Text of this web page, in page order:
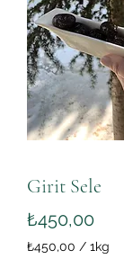
Girit Sele
₺450,00Fiyat
₺450,00 / 1kg